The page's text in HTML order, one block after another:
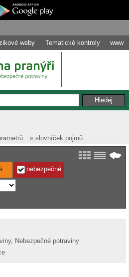
weby Tematické kontroly www
» slovníček pojmů
nebezpečné
Nebezpečné potraviny